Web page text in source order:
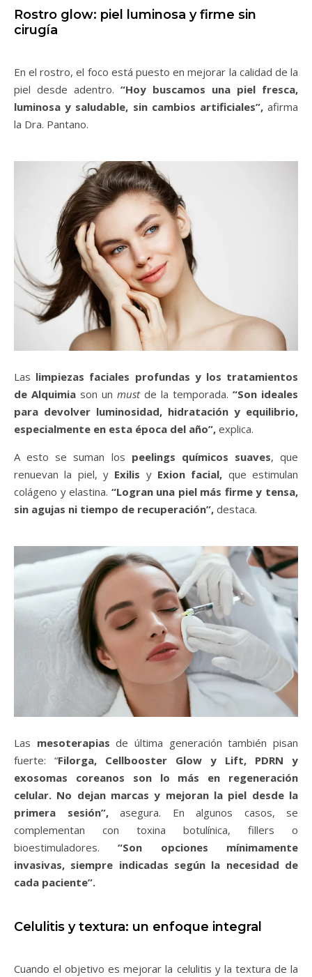
Rostro glow: piel luminosa y firme sin
cirugía
En el rostro, el foco está puesto en mejorar la calidad de la
piel desde adentro. “Hoy buscamos una piel fresca,
luminosa y saludable, sin cambios artificiales”,afirma
la Dra. Pantano.
Las limpiezas faciales profundas y los tratamientos
de Alquimia son un mustde la temporada. “Son ideales
para devolver luminosidad, hidratación y equilibrio,
especialmente en esta época del año”, explica.
A esto se suman los peelings químicos suaves, que
renuevan la piel, y Exilis y Exion facial, que estimulan
colágeno y elastina. “Logran una piel más firme y tensa,
sin agujas ni tiempo de recuperación”, destaca.
Las mesoterapias de última generación también pisan
fuerte: “Filorga, Cellbooster Glow y Lift, PDRN y
exosomas coreanos son lo más en regeneración
celular. No dejan marcas y mejoran la piel desde la
primera sesión”,asegura. En algunos casos, se
complementan con toxina botulínica, fillers o
bioestimuladores.“Son opciones mínimamente
invasivas, siempre indicadas según la necesidad de
cada paciente”.
Celulitis y textura: un enfoque integral
Cuando el objetivo es mejorar la celulitis y la textura de la